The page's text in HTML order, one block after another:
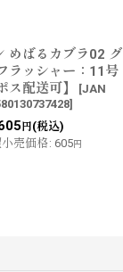
めばるカブラ02 グ
ラッシャー：11号
ス配送可】
[JAN
]
円(税込)
売価格: 605円